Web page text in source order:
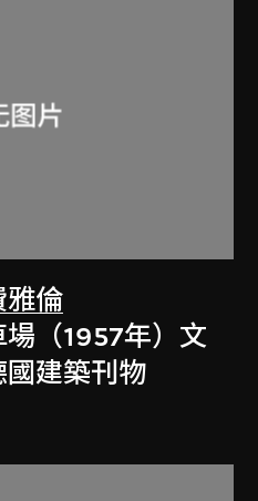
雅倫
（1957年）文
建築刊物